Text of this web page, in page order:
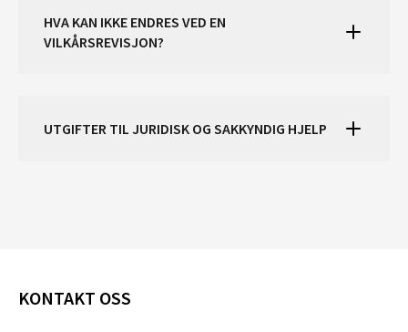
HVA KAN IKKE ENDRES VED EN
VILKÅRSREVISJON?
UTGIFTER TIL JURIDISK OG SAKKYNDIG HJELP
KONTAKT OSS